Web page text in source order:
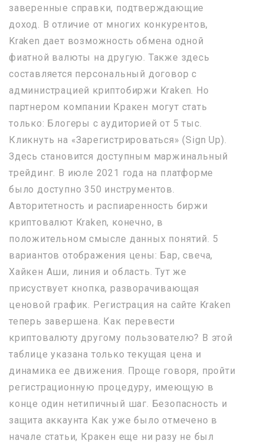
заверенные справки, подтверждающие
доход. В отличие от многих конкурентов,
Kraken дает возможность обмена одной
фиатной валюты на другую. Также здесь
составляется персональный договор с
администрацией криптобиржи Kraken. Но
партнером компании Кракен могут стать
только: Блогеры с аудиторией от 5 тыс.
Кликнуть на «Зарегистрироваться» (Sign Up).
Здесь становится доступным маржинальный
трейдинг. В июле 2021 года на платформе
было доступно 350 инструментов.
Авторитетность и распиаренность биржи
криптовалют Kraken, конечно, в
положительном смысле данных понятий. 5
вариантов отображения цены: Бар, свеча,
Хайкен Аши, линия и область. Тут же
присуствует кнопка, разворачивающая
ценовой график. Регистрация на сайте Kraken
теперь завершена. Как перевести
криптовалюту другому пользователю? В этой
таблице указана только текущая цена и
динамика ее движения. Проще говоря, пройти
регистрационную процедуру, имеющую в
конце один нетипичный шаг. Безопасность и
защита аккаунта Как уже было отмечено в
начале статьи, Кракен еще ни разу не был